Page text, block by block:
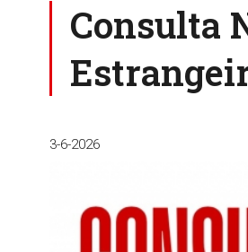
Consulta
3-6-2026